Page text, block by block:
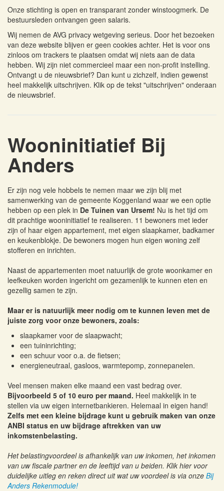
Onze stichting is open en transparant zonder winstoogmerk. De
bestuursleden ontvangen geen salaris.
Wij nemen de AVG privacy wetgeving serieus. Door het bezoeken
van deze website blijven er geen cookies achter. Het is voor ons
zinloos om trackers te plaatsen omdat wij niets aan de data
hebben. Wij zijn niet commercieel maar een non-profit instelling.
Ontvangt u de nieuwsbrief? Dan kunt u zichzelf, indien gewenst
heel makkelijk uitschrijven. Klik op de tekst "uitschrijven" onderaan
de nieuwsbrief.
Wooninitiatief Bij
Anders
Er zijn nog vele hobbels te nemen maar we zijn blij met
samenwerking van de gemeente Koggenland waar we een optie
hebben op een plek in De Tuinen van Ursem! Nu is het tijd om
dit prachtige wooninitiatief te realiseren. 11 bewoners met ieder
zijn of haar eigen appartement, met eigen slaapkamer, badkamer
en keukenblokje. De bewoners mogen hun eigen woning zelf
stofferen en inrichten.
Naast de appartementen moet natuurlijk de grote woonkamer en
leefkeuken worden ingericht om gezamenlijk te kunnen eten en
gezellig samen te zijn.
Maar er is natuurlijk meer nodig om te kunnen leven met de
juiste zorg voor onze bewoners, zoals:
slaapkamer voor de slaapwacht;
een tuininrichting;
een schuur voor o.a. de fietsen;
energieneutraal, gasloos, warmtepomp, zonnepanelen.
Veel mensen maken elke maand een vast bedrag over.
Bijvoorbeeld 5 of 10 euro per maand. Heel makkelijk in te
stellen via uw eigen internetbankieren. Helemaal in eigen hand!
Zelfs met een kleine bijdrage kunt u gebruik maken van onze
ANBI status en uw bijdrage aftrekken van uw
inkomstenbelasting.
Het belastingvoordeel is afhankelijk van uw inkomen, het inkomen
van uw fiscale partner en de leeftijd van u beiden. Klik hier voor
duidelijke uitleg en reken direct uit wat uw voordeel is via onze Bij
Anders Rekenmodule!